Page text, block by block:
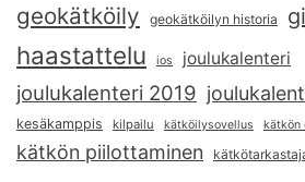
geokätköily geokätköilyn historia
haastattelu ios joulukalenteri
joulukalenteri 2019
kesäkamppis kilpailu kätköilysovellus kätkön
kätkön piilottaminen